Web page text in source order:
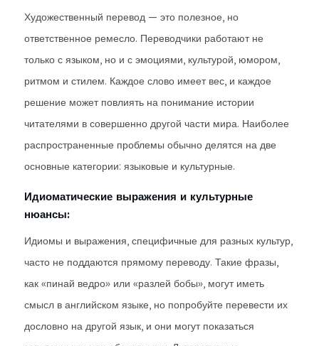
Художественный перевод — это полезное, но
ответственное ремесло. Переводчики работают не
только с языком, но и с эмоциями, культурой, юмором,
ритмом и стилем. Каждое слово имеет вес, и каждое
решение может повлиять на понимание истории
читателями в совершенно другой части мира. Наиболее
распространенные проблемы обычно делятся на две
основные категории: языковые и культурные.
Идиоматические выражения и культурные
нюансы:
Идиомы и выражения, специфичные для разных культур,
часто не поддаются прямому переводу. Такие фразы,
как «пинай ведро» или «разлей бобы», могут иметь
смысл в английском языке, но попробуйте перевести их
дословно на другой язык, и они могут показаться